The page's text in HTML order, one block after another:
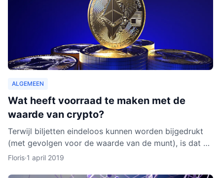
ALGEMEEN
Wat heeft voorraad te maken met de
waarde van crypto?
Terwijl biljetten eindeloos kunnen worden bijgedrukt
(met gevolgen voor de waarde van de munt), is dat bij
cryptocurrencies anders. Hoe werkt dit nu eigenlijk p
Floris·1 april 2019